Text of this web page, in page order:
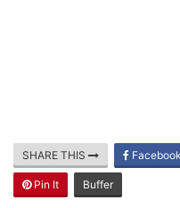
SHARE THIS Facebook
Pin It Buffer